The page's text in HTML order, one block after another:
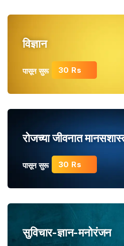
विज्ञान
पासून सुरू 30 Rs
रोजच्या जीवनात
पासून सुरू 30 Rs
सुविचार-ज्ञान-मनोरंजन